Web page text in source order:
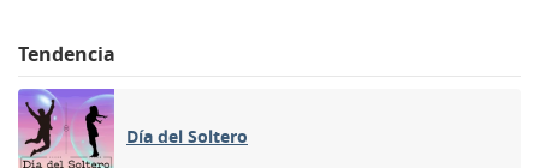
Tendencia
Día del Soltero